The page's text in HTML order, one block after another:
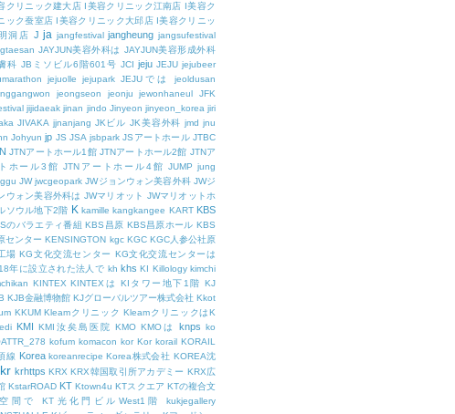
クリニック建大店 I美容クリニック江南店 I美容ク
ック蚕室店 I美容クリニック大邱店 I美容クリニッ
洞店 J ja jangfestival jangheung jangsufestival
JAYJUN美容外科は JAYJUN美容形成外科
科 JBミソビル6階601号 JCI jeju JEJU jejubeer
jejuolle jejupark JEJUでは
jeoldusan
jeongseon jeonju jewonhaneul
JFK
jijidaeak jinan jindo Jinyeon jinyeon_korea jiri
JIVAKA jjnanjang JKビル JK美容外科 jmd jnu
Johyun jp JS JSA jsbpark JSアートホール JTBC
JTNアートホール1館 JTNアートホール2館 JTNア
ホール3館 JTNアートホール4館 JUMP jung
JW jwcgeopark JWジョンウォン美容外科 JWジ
ウォン美容外科は JWマリオット JWマリオットホ
ソウル地下2階 K kamille kangkangee KART KBS
のバラエティ番組 KBS昌原 KBS昌原ホール KBS
センター KENSINGTON kgc KGC KGC人参公社原
場 KG文化交流センター KG文化交流センターは
年に設立された法人で kh khs KI Killology kimchi
KINTEX KINTEXは KIタワー地下1階 KJ
KJB金融博物館 KJグローバルツアー株式会社 Kkot
KKUM Kleamクリニック KleamクリニックはK
KMI KMI汝矣島医院 KMO KMOは knps ko
kofum komacon kor Kor korail KORAIL
線 Korea koreanrecipe Korea株式会社 KOREA沈
kr krhttps KRX KRX韓国取引所アカデミー KRX広
KstarROAD KT Ktown4u KTスクエア KTの複合文
間で
KT光化門ビルWest1階
kukjegallery